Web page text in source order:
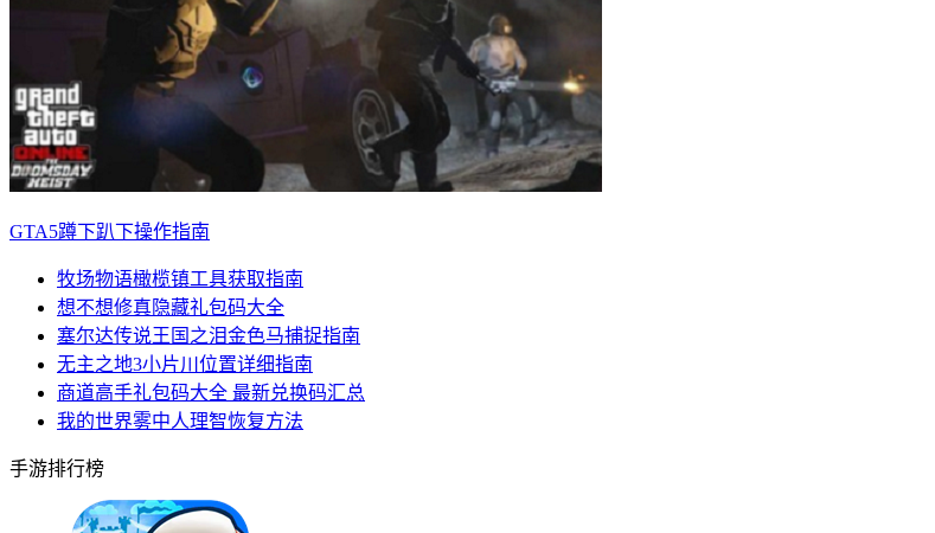
GTA5蹲下趴下操作指南
牧场物语橄榄镇工具获取指南
想不想修真隐藏礼包码大全
塞尔达传说王国之泪金色马捕捉指南
无主之地3小片川位置详细指南
商道高手礼包码大全 最新兑换码汇总
我的世界雾中人理智恢复方法
手游排行榜